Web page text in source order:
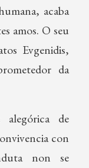
acaba
amos. O seu
Evgenidis,
da
alegórica de
con
non se